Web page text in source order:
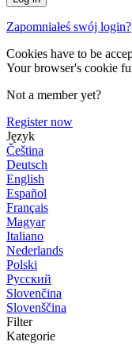
Zapomniałeś swój login?
Cookies have to be
Your browser's cookie
Not a member yet?
Register now
Język
Čeština
Deutsch
English
Español
Français
Magyar
Italiano
Nederlands
Polski
Русский
Slovenčina
Slovenščina
Filter
Kategorie